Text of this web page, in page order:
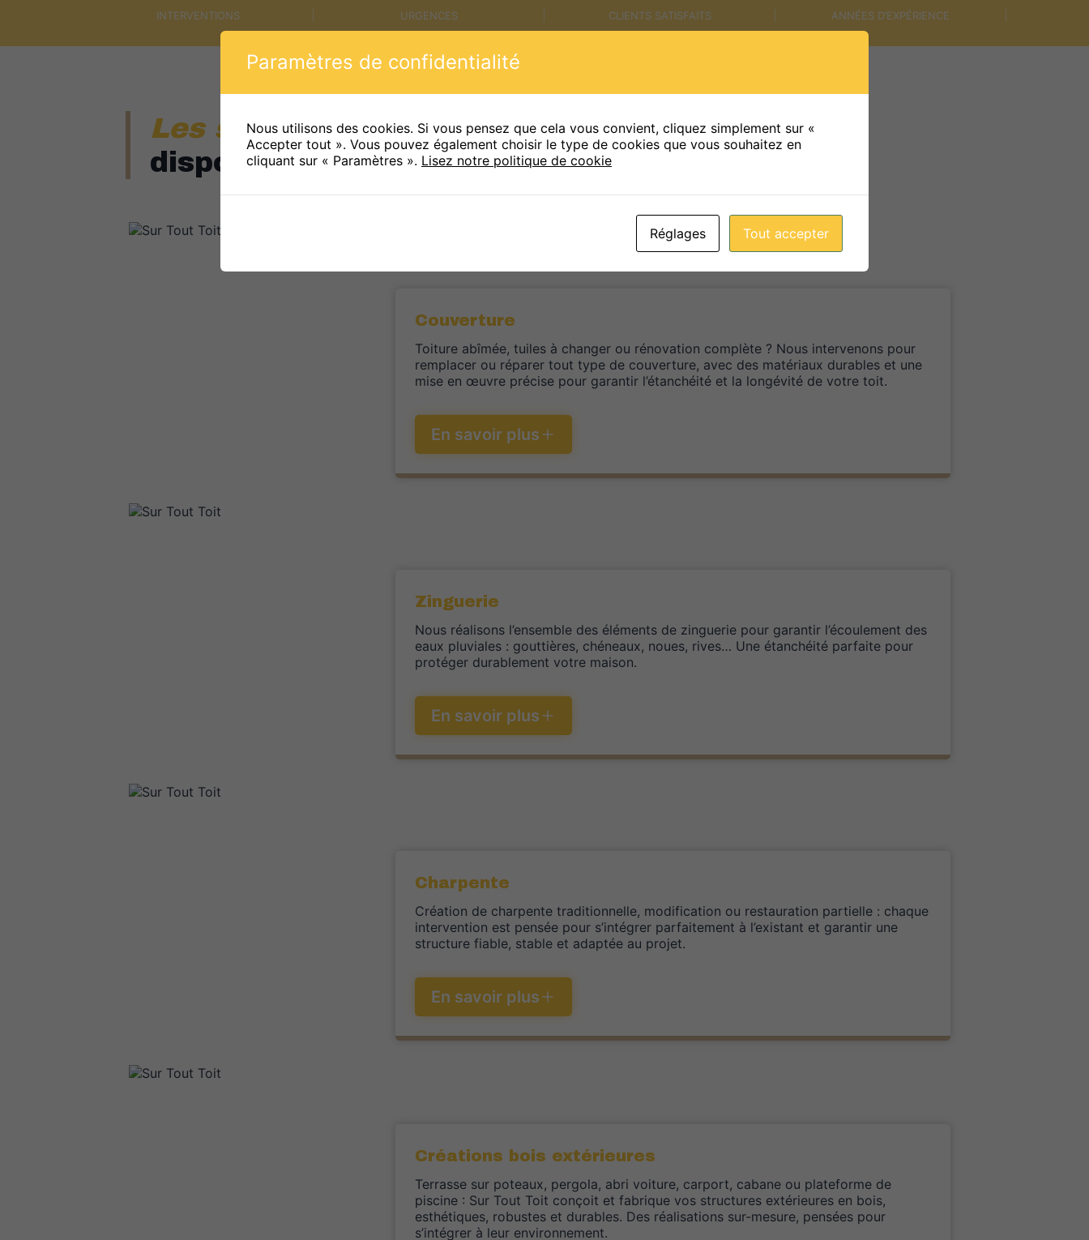
INTERVENTIONS URGENCES CLIENTS SATISFAITS ANNÉES D’EXPÉRIENCE
Les services
disponibles
Sur Tout Toit
, votre expert artisanal pour des toitures
fiables et des créations bois sur-mesure
Couverture
Toiture abîmée, tuiles à changer ou rénovation complète ? Nous intervenons pour
remplacer ou réparer tout type de couverture, avec des matériaux durables et une
mise en œuvre précise pour garantir l’étanchéité et la longévité de votre toit.
En savoir plus
Zinguerie
Nous réalisons l’ensemble des éléments de zinguerie pour garantir l’écoulement des
eaux pluviales : gouttières, chéneaux, noues, rives… Une étanchéité parfaite pour
protéger durablement votre maison.
En savoir plus
Charpente
Création de charpente traditionnelle, modification ou restauration partielle : chaque
intervention est pensée pour s’intégrer parfaitement à l’existant et garantir une
structure fiable, stable et adaptée au projet.
En savoir plus
Créations bois extérieures
Terrasse sur poteaux, pergola, abri voiture, carport, cabane ou plateforme de
piscine : Sur Tout Toit conçoit et fabrique vos structures extérieures en bois,
esthétiques, robustes et durables. Des réalisations sur-mesure, pensées pour
s’intégrer à leur environnement.
Paramètres de confidentialité
Nous utilisons des cookies. Si vous pensez que cela vous convient, cliquez simplement sur «
Accepter tout ». Vous pouvez également choisir le type de cookies que vous souhaitez en
cliquant sur « Paramètres ». Lisez notre politique de cookie
Réglages Tout accepter